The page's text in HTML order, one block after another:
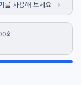
를 사용해 보세요 →
회